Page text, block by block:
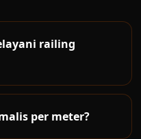
railing
pembuatan dan
di Enrekang untuk
per meter?